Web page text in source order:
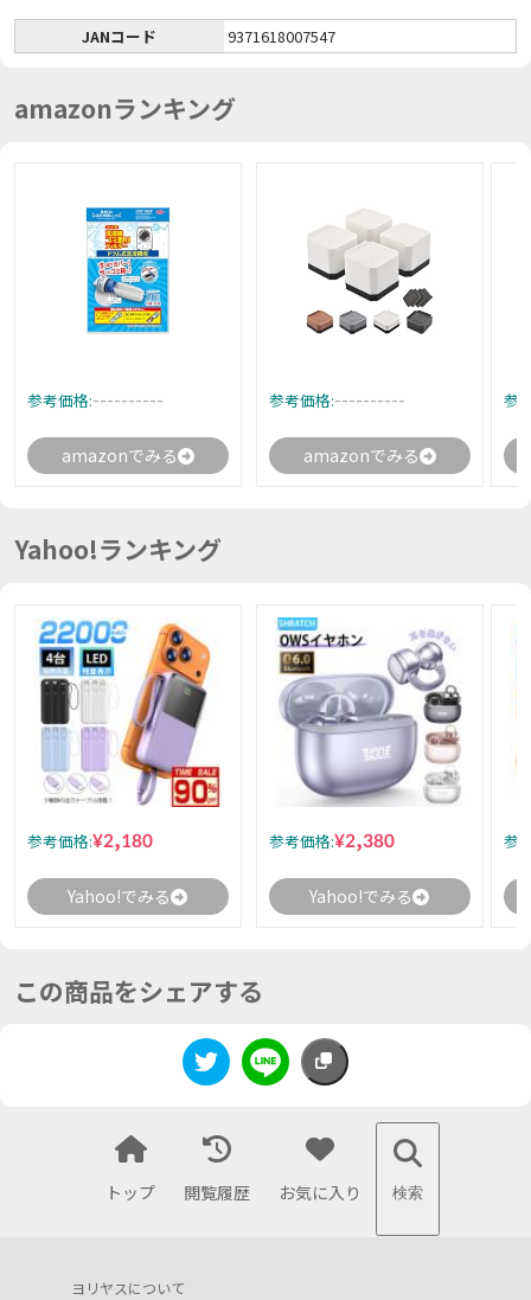
JANコード 9371618007547
amazonランキング
参考価格:----------
amazonでみる
参考価格:----------
amazonでみる
参
Yahoo!ランキング
参考価格:¥2,180
Yahoo!でみる
参考価格:¥2,380
Yahoo!でみる
参
この商品をシェアする
トップ 閲覧履歴 お気に入り 検索
ヨリヤスについて